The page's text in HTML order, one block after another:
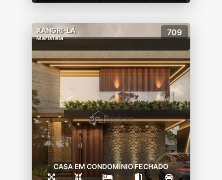
XANGRI-LÁ
Maristela
709
CASA EM CONDOMÍNIO FECHADO